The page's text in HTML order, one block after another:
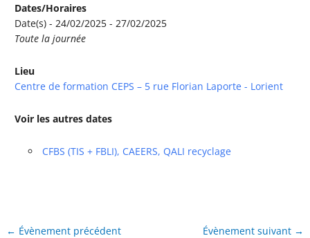
Dates/Horaires
Date(s) - 24/02/2025 - 27/02/2025
Toute la journée
Lieu
Centre de formation CEPS – 5 rue Florian Laporte - Lorient
Voir les autres dates
CFBS (TIS + FBLI), CAEERS, QALI recyclage
← Évènement précédent Évènement suivant →